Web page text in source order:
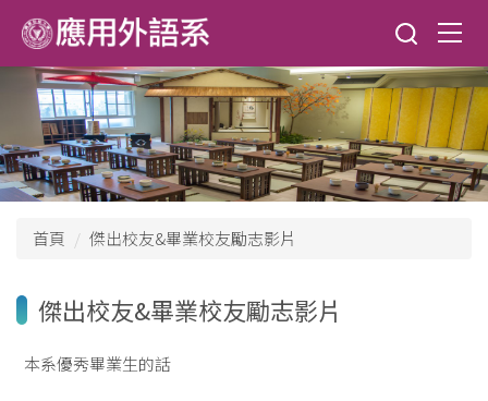
到
主
區
首頁 傑出校友&畢業校友勵志影片
傑出校友&畢業校友勵志影片
本系優秀畢業生的話